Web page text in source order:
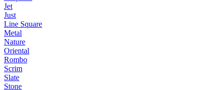
Jet
Just
Line Square
Metal
Nature
Oriental
Rombo
Scrim
Slate
Stone